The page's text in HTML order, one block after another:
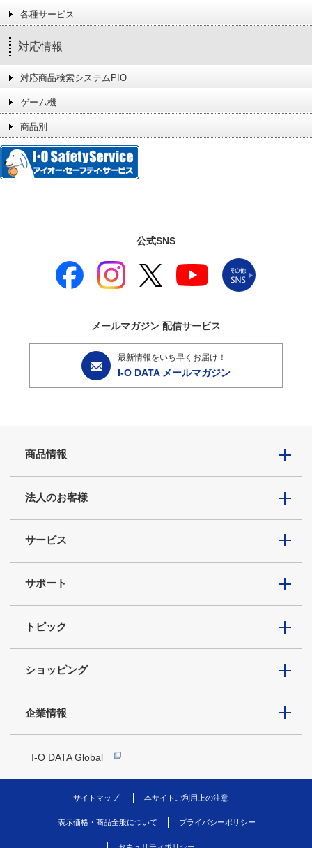
各種サービス
対応情報
対応商品検索システムPIO
ゲーム機
商品別
公式SNS
メールマガジン 配信サービス
最新情報をいち早くお届け！
I-O DATA メールマガジン
商品情報
法人のお客様
サービス
サポート
トピック
ショッピング
企業情報
I-O DATA Global
サイトマップ 本サイトご利用上の注意
表示価格・商品全般について プライバシーポリシー